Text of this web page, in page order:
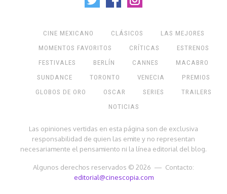
CINE MEXICANO CLÁSICOS
LAS MEJORES
MOMENTOS FAVORITOS
CRÍTICAS
ESTRENOS
FESTIVALES
BERLÍN CANNES
MACABRO
SUNDANCE
TORONTO VENECIA
PREMIOS
GLOBOS DE ORO
OSCAR SERIES
TRAILERS
NOTICIAS
Las opiniones vertidas en esta página son de exclusiva
responsabilidad de quien las emite y no representan
necesariamente el pensamiento ni la línea editorial del blog.
Algunos derechos reservados © 2026 — Contacto:
editorial@cinescopia.com